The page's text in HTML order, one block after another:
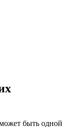
быть одной